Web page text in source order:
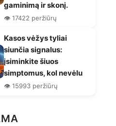
gaminimą ir skonį.
👁️ 17422 peržiūrų
Kasos vėžys tyliai
siunčia signalus:
įsiminkite šiuos
simptomus, kol nevėlu
👁️ 15993 peržiūrų